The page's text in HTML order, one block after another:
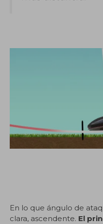
En lo que ángulo de
clara, ascendente. El